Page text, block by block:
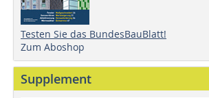
Testen Sie das BundesBauBlatt!
Zum Aboshop
Supplement